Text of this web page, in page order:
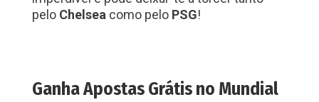
pelo Chelsea como pelo PSG!
Ganha Apostas Grátis no Mundial